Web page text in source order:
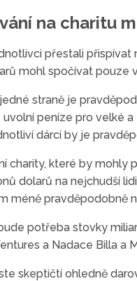
na charitu
přestali
mohl spočívat
straně je
uvolní peníze pro velké
dárci by je
charity, které by
dolarů na nejchudší
méně pravděpodobně
potřeba stovky
a Nadace Billa a
skeptičtí ohledně